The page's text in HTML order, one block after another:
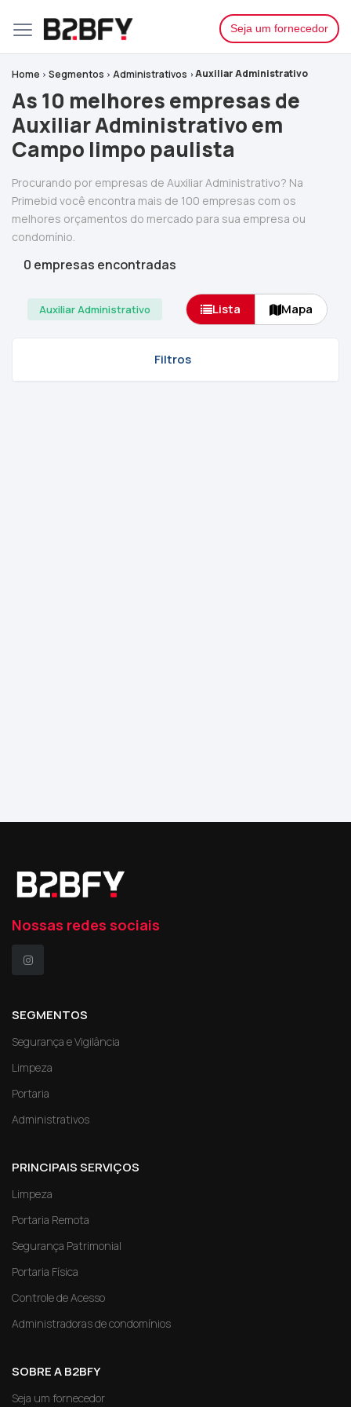
Seja um fornecedor
Home Segmentos Administrativos Auxiliar Administrativo
As 10 melhores empresas de
Auxiliar Administrativo em
Campo limpo paulista
Procurando por empresas de Auxiliar Administrativo? Na
Primebid você encontra mais de 100 empresas com os
melhores orçamentos do mercado para sua empresa ou
condomínio.
0 empresas encontradas
Auxiliar Administrativo Lista Mapa
Filtros
Nossas redes sociais
SEGMENTOS
Segurança e Vigilância
Limpeza
Portaria
Administrativos
PRINCIPAIS SERVIÇOS
Limpeza
Portaria Remota
Segurança Patrimonial
Portaria Física
Controle de Acesso
Administradoras de condomínios
SOBRE A B2BFY
Seja um fornecedor